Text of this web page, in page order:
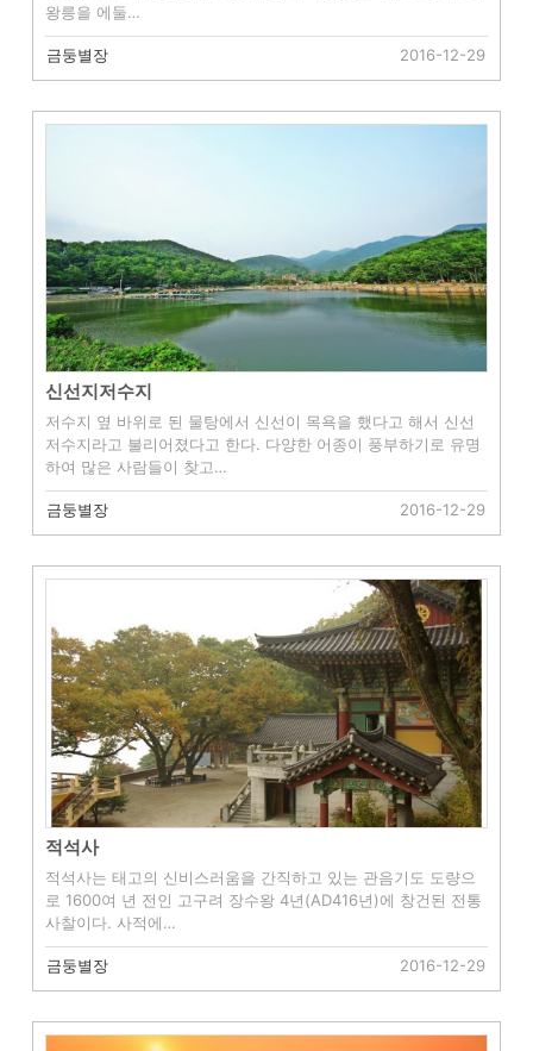
왕릉을 에둘…
금둥별장 2016-12-29
신선지저수지
저수지 옆 바위로 된 물탕에서 신선이 목욕을 했다고 해서 신선
저수지라고 불리어졌다고 한다. 다양한 어종이 풍부하기로 유명
하여 많은 사람들이 찾고…
금둥별장 2016-12-29
적석사
적석사는 태고의 신비스러움을 간직하고 있는 관음기도 도량으
로 1600여 년 전인 고구려 장수왕 4년(AD416년)에 창건된 전통
사찰이다. 사적에…
금둥별장 2016-12-29